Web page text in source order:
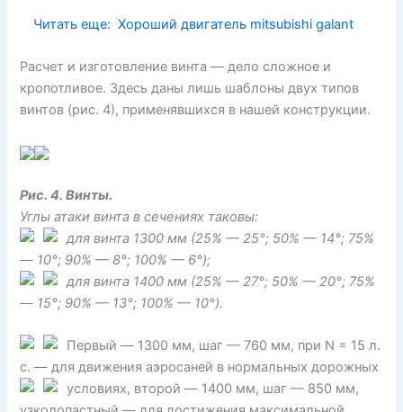
Читать еще: Хороший двигатель mitsubishi galant
Расчет и изготовление винта — дело сложное и
кропотливое. Здесь даны лишь шаблоны двух типов
винтов (рис. 4), применявшихся в нашей конструкции.
Рис. 4. Винты.
Углы атаки винта в сечениях таковы:
для винта 1300 мм (25% — 25°; 50% — 14°; 75%
— 10°; 90% — 8°; 100% — 6°);
для винта 1400 мм (25% — 27°; 50% — 20°; 75%
— 15°; 90% — 13°; 100% — 10°).
Первый — 1300 мм, шаг — 760 мм, при N = 15 л.
с. — для движения аэросаней в нормальных дорожных
условиях, второй — 1400 мм, шаг — 850 мм,